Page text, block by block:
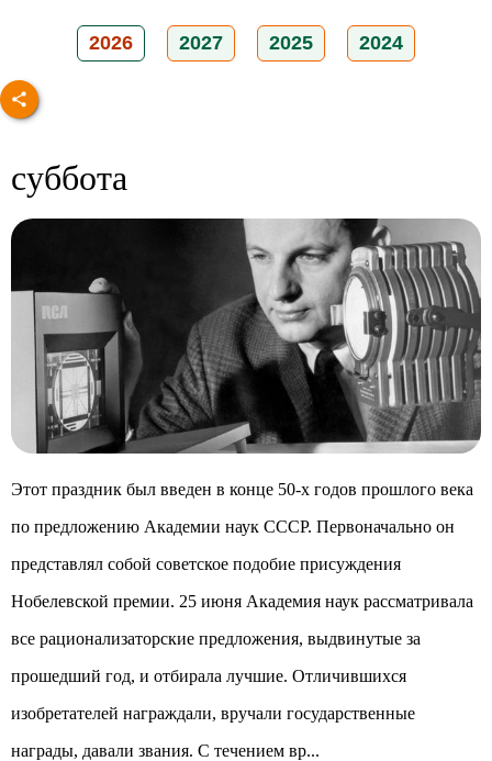
2026 2027 2025 2024
суббота
Этот праздник был введен в конце 50-х годов прошлого века
по предложению Академии наук СССР. Первоначально он
представлял собой советское подобие присуждения
Нобелевской премии. 25 июня Академия наук рассматривала
все рационализаторские предложения, выдвинутые за
прошедший год, и отбирала лучшие. Отличившихся
изобретателей награждали, вручали государственные
награды, давали звания. С течением вр...